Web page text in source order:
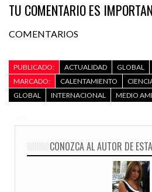
TU COMENTARIO ES
COMENTARIOS
PUBLICADO: ACTUALIDAD GLOBAL
MARCADO:
CALENTAMIENTO
GLOBAL
INTERNACIONAL MEDIO
CONOZCA AL AUTOR DE